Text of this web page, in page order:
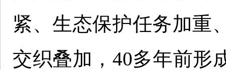
紧、生态保护任务加重
交织叠加，40多年前形